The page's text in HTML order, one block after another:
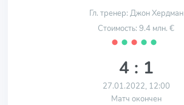
Гл. тренер: Джон Хердман
Стоимость: 9.4 млн. €
⬤ ⬤ ⬤ ⬤ ⬤
4 : 1
27.01.2022, 12:00
Матч окончен